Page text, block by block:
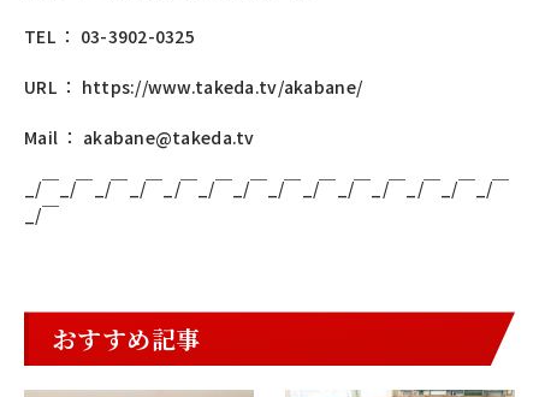
TEL ： 03-3902-0325
URL ： https://www.takeda.tv/akabane/
Mail ： akabane@takeda.tv
_/￣_/￣_/￣_/￣_/￣_/￣_/￣_/￣_/￣_/￣_/￣_/￣_/￣_/￣
_/￣
おすすめ記事